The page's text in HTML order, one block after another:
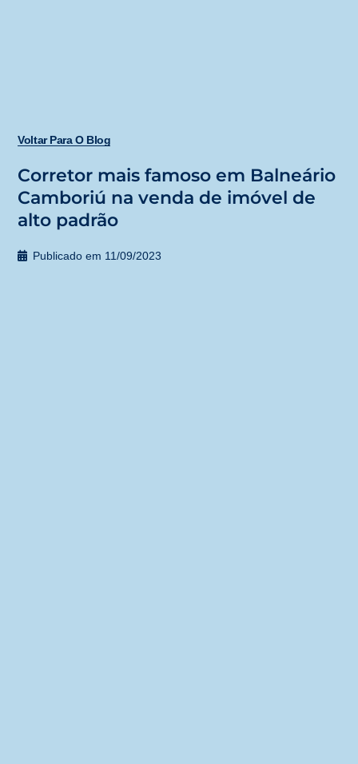
Voltar Para O Blog
Corretor mais famoso em Balneário
Camboriú na venda de imóvel de
alto padrão
Publicado em 11/09/2023